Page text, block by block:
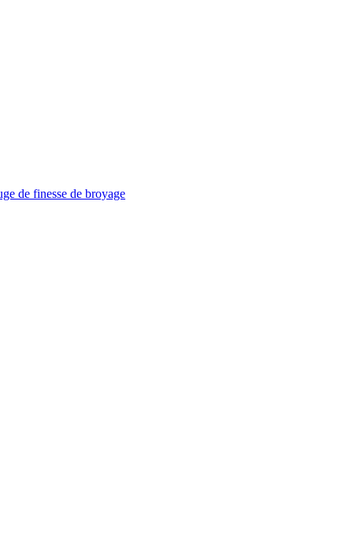
de finesse de broyage